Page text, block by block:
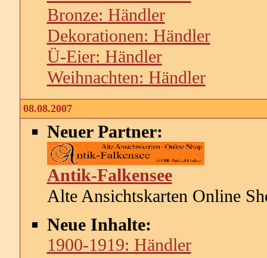
Bronze: Händler
Dekorationen: Händler
Ü-Eier: Händler
Weihnachten: Händler
08.08.2007
Neuer Partner:
Antik-Falkensee
Alte Ansichtskarten Online
Neue Inhalte:
1900-1919: Händler